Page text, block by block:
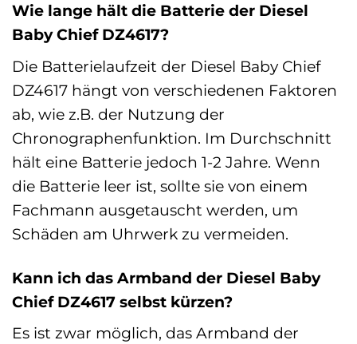
Wie lange hält die Batterie der Diesel
Baby Chief DZ4617?
Die Batterielaufzeit der Diesel Baby Chief
DZ4617 hängt von verschiedenen Faktoren
ab, wie z.B. der Nutzung der
Chronographenfunktion. Im Durchschnitt
hält eine Batterie jedoch 1-2 Jahre. Wenn
die Batterie leer ist, sollte sie von einem
Fachmann ausgetauscht werden, um
Schäden am Uhrwerk zu vermeiden.
Kann ich das Armband der Diesel Baby
Chief DZ4617 selbst kürzen?
Es ist zwar möglich, das Armband der